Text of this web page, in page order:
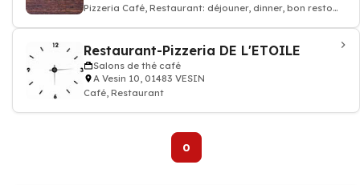
Pizzeria Café, Restaurant: déjouner, dinner, bon resto
Restaurant-Pizzeria DE L'ETOILE
Salons de thé café
A Vesin 10, 01483 VESIN
Café, Restaurant
0